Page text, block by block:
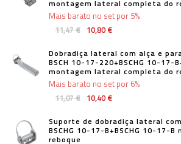
montagem lateral completa do
11,47 € 10,80 €
Mais barato no set por 5%
Dobradiça lateral com alça e
BSCH 10-17-220+BSCHG 10-17-
montagem lateral completa do
11,07 € 10,40 €
Mais barato no set por 6%
Suporte de dobradiça lateral com
BSCHG 10-17-B+BSCHG 10-17-
reboque